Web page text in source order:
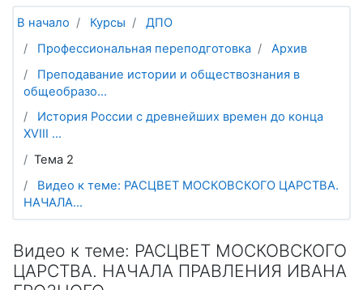
В начало Курсы
ДПО
Профессиональная переподготовка
Архив
Преподавание истории и обществознания в
общеобразо...
История России с древнейших времен до конца
XVIII ...
Тема 2
Видео к теме: РАСЦВЕТ МОСКОВСКОГО ЦАРСТВА.
НАЧАЛА...
Видео к теме: РАСЦВЕТ МОСКОВСКОГО
ЦАРСТВА. НАЧАЛА ПРАВЛЕНИЯ ИВАНА